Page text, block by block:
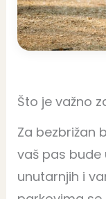
Što je važno
Za bezbrižan
vaš pas bude
unutarnjih i